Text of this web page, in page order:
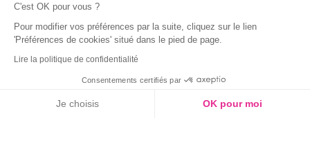
C'est OK pour vous ?
Pour modifier vos préférences par la suite, cliquez sur le lien
'Préférences de cookies' situé dans le pied de page.
Lire la politique de confidentialité
Consentements certifiés par
Je choisis OK pour moi